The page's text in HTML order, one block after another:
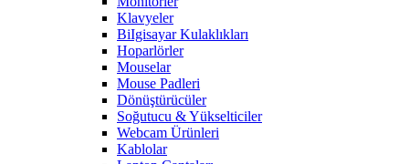
Klavyeler
BiIgisayar Kulaklıkları
Hoparlörler
Mouselar
Mouse Padleri
Dönüştürücüler
Soğutucu & Yükselticiler
Webcam Ürünleri
Kablolar